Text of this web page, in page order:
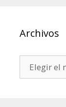
Archivos